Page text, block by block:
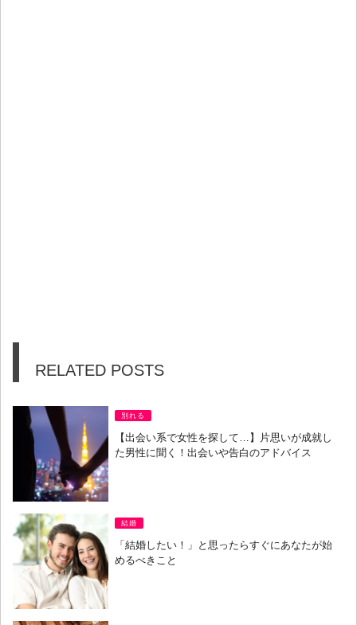
RELATED POSTS
別れる
【出会い系で女性を探して…】片思いが成就し
た男性に聞く！出会いや告白のアドバイス
結婚
「結婚したい！」と思ったらすぐにあなたが始
めるべきこと